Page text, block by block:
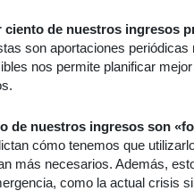
ciento de nuestros ingresos
son aportaciones
nos permite planificar
de nuestros ingresos son
cómo tenemos que
más necesarios. Además,
como la actual crisis